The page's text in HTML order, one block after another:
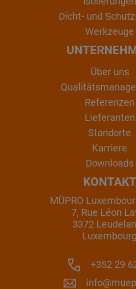
Dicht- und
Werkzeuge
Über uns
Referenzen
Lieferanten
Standorte
Karriere
Downloads
KONTAKT
MÜPRO
7, Rue Léon
3372
Luxembourg
+352 29